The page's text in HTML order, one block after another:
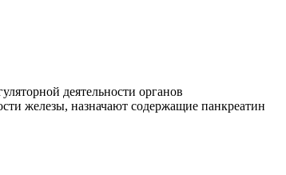
деятельности органов
железы, назначают содержащие панкреатин